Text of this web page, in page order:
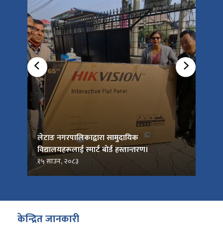
लेटाङ नगरपालिकाद्वारा सामुदायिक
विद्यालयहरूलाई स्मार्ट बोर्ड हस्तान्तरण।
१५ साउन, २०८३
केन्द्रित जानकारी